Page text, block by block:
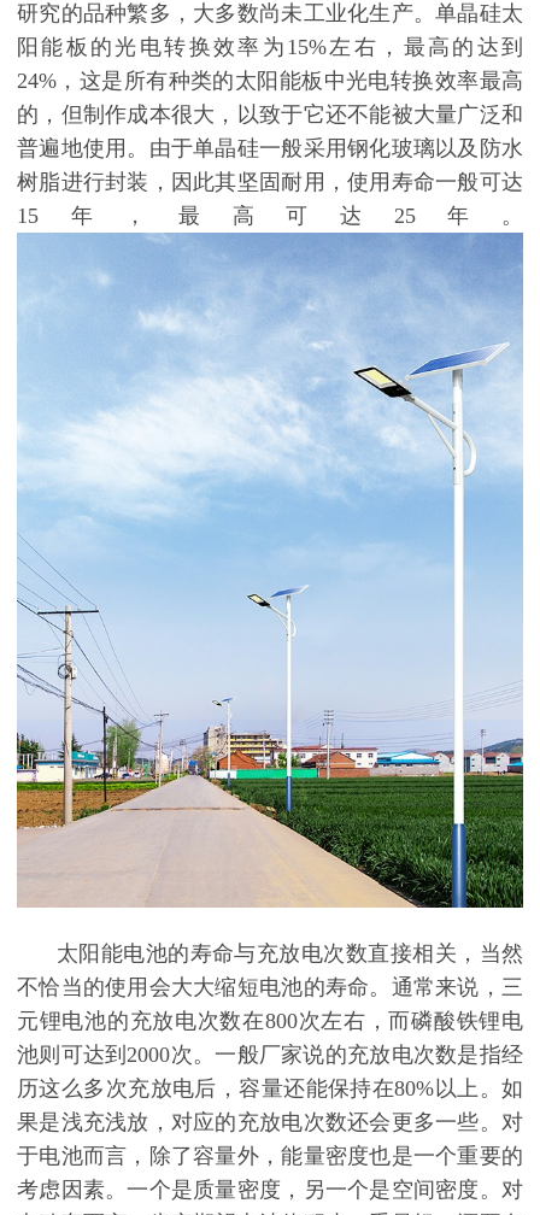
研究的品种繁多，大多数尚未工业化生产。单晶硅太
阳能板的光电转换效率为15%左右，最高的达到
24%，这是所有种类的太阳能板中光电转换效率最高
的，但制作成本很大，以致于它还不能被大量广泛和
普遍地使用。由于单晶硅一般采用钢化玻璃以及防水
树脂进行封装，因此其坚固耐用，使用寿命一般可达
15年，最高可达25年。
太阳能电池的寿命与充放电次数直接相关，当然
不恰当的使用会大大缩短电池的寿命。通常来说，三
元锂电池的充放电次数在800次左右，而磷酸铁锂电
池则可达到2000次。一般厂家说的充放电次数是指经
历这么多次充放电后，容量还能保持在80%以上。如
果是浅充浅放，对应的充放电次数还会更多一些。对
于电池而言，除了容量外，能量密度也是一个重要的
考虑因素。一个是质量密度，另一个是空间密度。对